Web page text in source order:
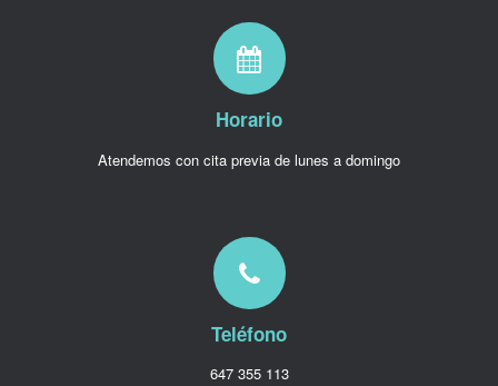
Horario
Atendemos con cita previa de lunes a domingo
Teléfono
647 355 113